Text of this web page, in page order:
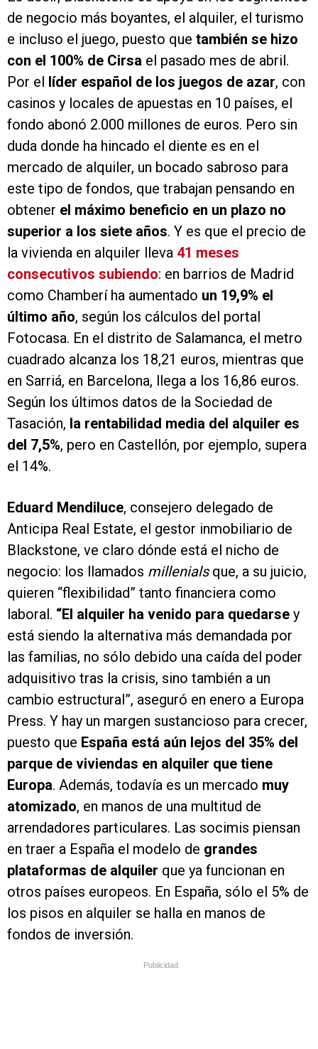
de negocio más boyantes, el alquiler, el turismo
e incluso el juego, puesto que también se hizo
con el 100% de Cirsa el pasado mes de abril.
Por el líder español de los juegos de azar, con
casinos y locales de apuestas en 10 países, el
fondo abonó 2.000 millones de euros. Pero sin
duda donde ha hincado el diente es en el
mercado de alquiler, un bocado sabroso para
este tipo de fondos, que trabajan pensando en
obtener el máximo beneficio en un plazo no
superior a los siete años. Y es que el precio de
la vivienda en alquiler lleva 41 meses
consecutivos subiendo: en barrios de Madrid
como Chamberí ha aumentado un 19,9% el
último año, según los cálculos del portal
Fotocasa. En el distrito de Salamanca, el metro
cuadrado alcanza los 18,21 euros, mientras que
en Sarriá, en Barcelona, llega a los 16,86 euros.
Según los últimos datos de la Sociedad de
Tasación, la rentabilidad media del alquiler es
del 7,5%, pero en Castellón, por ejemplo, supera
el 14%.
Eduard Mendiluce, consejero delegado de
Anticipa Real Estate, el gestor inmobiliario de
Blackstone, ve claro dónde está el nicho de
negocio: los llamados millenialsque, a su juicio,
quieren “flexibilidad” tanto financiera como
laboral. “El alquiler ha venido para quedarse y
está siendo la alternativa más demandada por
las familias, no sólo debido una caída del poder
adquisitivo tras la crisis, sino también a un
cambio estructural”, aseguró en enero a Europa
Press. Y hay un margen sustancioso para crecer,
puesto que España está aún lejos del 35% del
parque de viviendas en alquiler que tiene
Europa. Además, todavía es un mercado muy
atomizado, en manos de una multitud de
arrendadores particulares. Las socimis piensan
en traer a España el modelo de grandes
plataformas de alquiler que ya funcionan en
otros países europeos. En España, sólo el 5% de
los pisos en alquiler se halla en manos de
fondos de inversión.
Publicidad